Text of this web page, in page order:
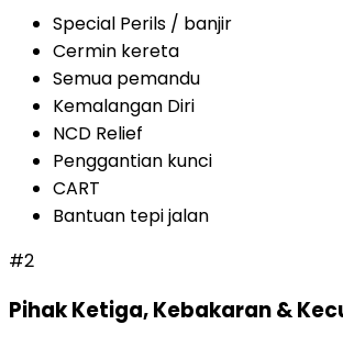
Special Perils / banjir
Cermin kereta
Semua pemandu
Kemalangan Diri
NCD Relief
Penggantian kunci
CART
Bantuan tepi jalan
#2
Pihak Ketiga, Kebakaran &